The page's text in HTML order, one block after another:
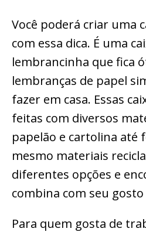
Você poderá criar uma
com essa dica. É uma
lembrancinha que fica
lembranças de papel
fazer em casa. Essas
feitas com diversos
papelão e cartolina até
mesmo materiais
diferentes opções e
combina com seu
Para quem gosta de